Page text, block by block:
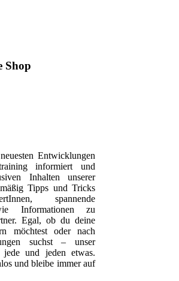
Shop
Entwicklungen
informiert und
Inhalten unserer
Tipps und Tricks
spannende
Informationen zu
Egal, ob du deine
möchtest oder nach
suchst – unser
und jeden etwas.
und bleibe immer auf